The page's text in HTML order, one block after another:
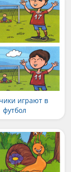
играют в
футбол